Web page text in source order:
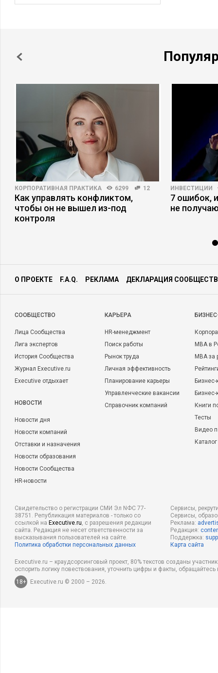
КОРПОРАТИВНАЯ ПРАКТИКА 6299 12
Как управлять конфликтом,
чтобы он не вышел из-под
контроля
ИНВЕСТИЦИИ
7 ошибок,
не
О ПРОЕКТЕ F.A.Q. РЕКЛАМА ДЕКЛАРАЦИЯ
CООБЩЕСТВО
Лица Сообщества
Лига экспертов
История Сообщества
Журнал Executive.ru
Executive отдыхает
НОВОСТИ
Новости дня
Новости компаний
Отставки и назначения
Новости образования
Новости Сообщества
HR-новости
КАРЬЕРА
HR-менеджмент
Поиск работы
Рынок труда
Личная эффективность
Планирование карьеры
Управленческие вакансии
Справочник компаний
MBA в
MBA
Бизнес-
Книги
Тесты
Видео
Свидетельство о регистрации СМИ Эл NФС 77-
38751. Републикация материалов - только со
ссылкой на Executive.ru, с разрешения редакции
сайта. Редакция не несет ответственности за
высказывания пользователей на сайте.
Политика обработки персональных данных
Сервисы,
Сервисы,
Реклама:
Редакция:
Поддержка:
Карта сайта
Executive.ru – краудсорсинговый проект, 80% текстов созданы
оспорить логику повествования, уточнить цифры и факты,
18+
Executive.ru © 2000 – 2026.